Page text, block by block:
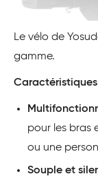
Le vélo de
gamme.
Caractéristiques
pour les bras
ou une
Souple et